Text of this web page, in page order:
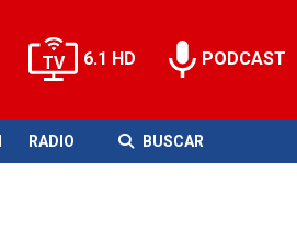
6.1 HD PODCAST
RADIO BUSCAR